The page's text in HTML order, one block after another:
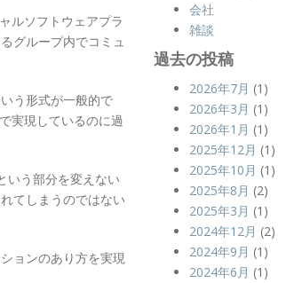
ルソフトウェアプラ
グループ内でコミュ
う形式が一般的で
実現しているのに過
いう部分を変えない
てしまうのではない
ョンのあり方を実現
会社
雑談
過去の投稿
2026年7月 (1)
2026年3月 (1)
2026年1月 (1)
2025年12月 (1)
2025年10月 (1)
2025年8月 (2)
2025年3月 (1)
2024年12月 (2)
2024年9月 (1)
2024年6月 (1)